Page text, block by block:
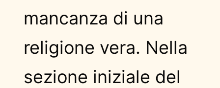
mancanza di una
religione vera. Nella
sezione iniziale del